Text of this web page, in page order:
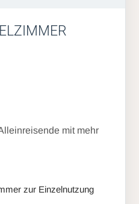
mit mehr
zur Einzelnutzung